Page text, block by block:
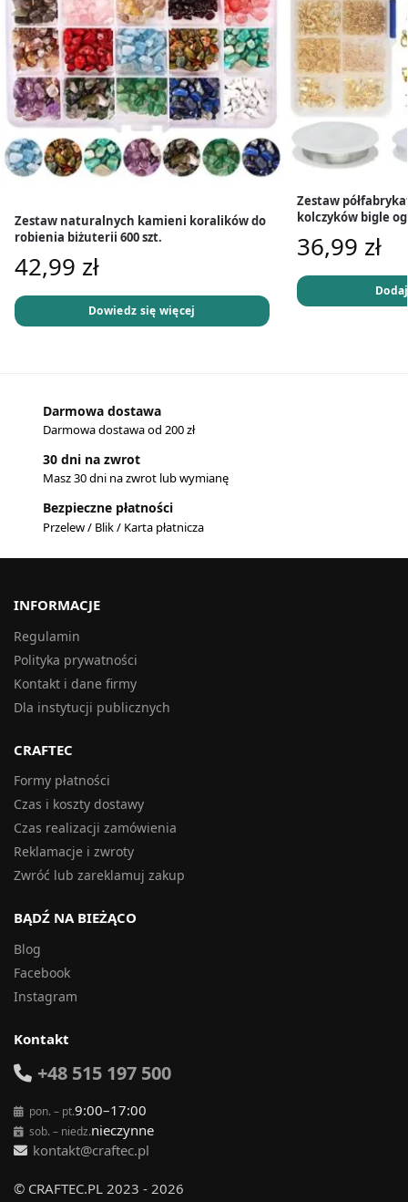
Zestaw naturalnych kamieni koralików do
robienia biżuterii 600 szt.
42,99 zł
Dowiedz się więcej
Zestaw
kolczyków bigle
36,99 zł
Darmowa dostawa
Darmowa dostawa od 200 zł
30 dni na zwrot
Masz 30 dni na zwrot lub wymianę
Bezpieczne płatności
Przelew / Blik / Karta płatnicza
INFORMACJE
Regulamin
Polityka prywatności
Kontakt i dane firmy
Dla instytucji publicznych
CRAFTEC
Formy płatności
Czas i koszty dostawy
Czas realizacji zamówienia
Reklamacje i zwroty
Zwróć lub zareklamuj zakup
BĄDŹ NA BIEŻĄCO
Blog
Facebook
Instagram
Kontakt
+48 515 197 500
pon. – pt.9:00–17:00
sob. – niedz.nieczynne
kontakt@craftec.pl
© CRAFTEC.PL 2023 - 2026